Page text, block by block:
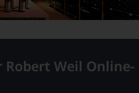
Weil Online-